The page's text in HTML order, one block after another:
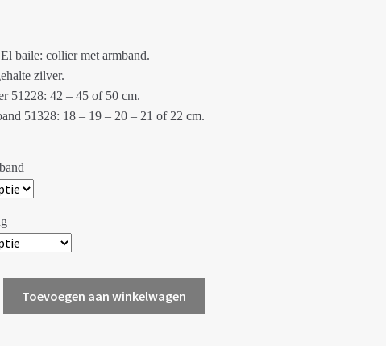
baile: collier met armband.
zilver.
51228: 42 – 45 of 50 cm.
51328: 18 – 19 – 20 – 21 of 22 cm.
Toevoegen aan winkelwagen